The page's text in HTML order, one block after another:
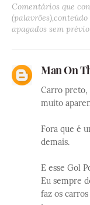
Comentários que
apagados sem
Man On
Carro preto,
muito
Fora que é
demais.
E esse Gol
Eu sempre
faz os